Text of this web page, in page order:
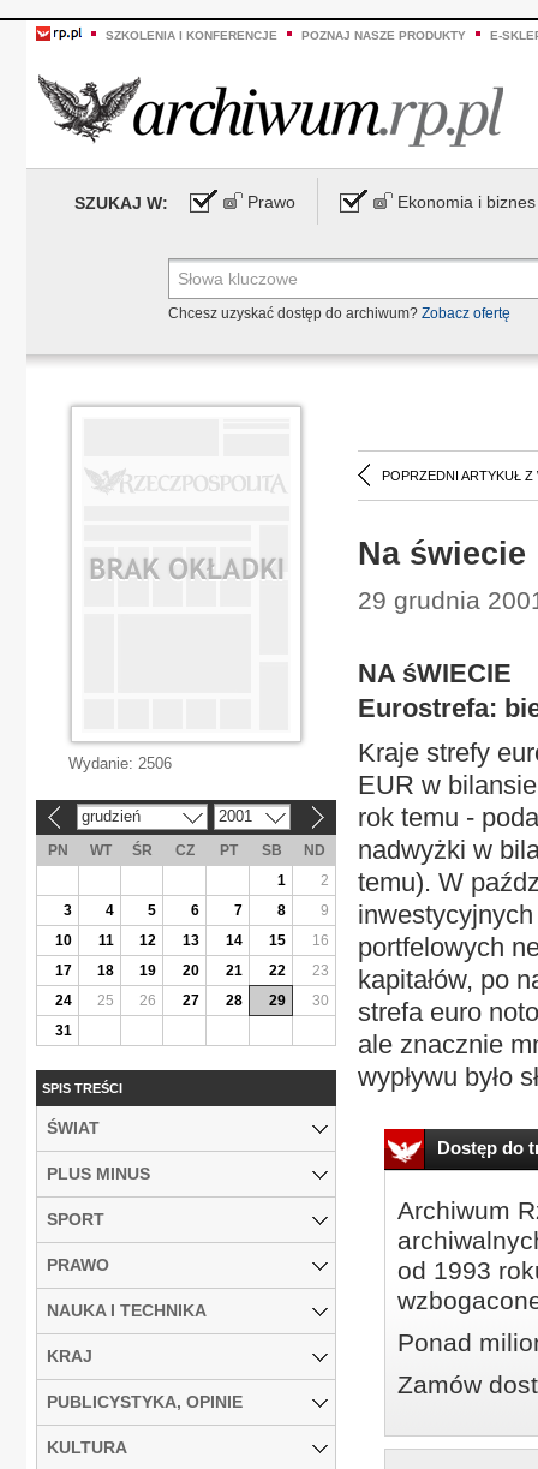
SZKOLENIA I KONFERENCJE POZNAJ NASZE PRODUKTY E-
SZUKAJ W: Prawo Ekonomia i biznes
Chcesz uzyskać dostęp do archiwum? Zobacz ofertę
POPRZEDNI ARTYKUŁ Z
Na świecie
29 grudnia
NA śWIECIE
Eurostrefa:
Kraje strefy
EUR w
rok temu -
nadwyżki w
temu). W
portfelowych
kapitałów, po
strefa euro
ale znacznie
wypływu było
Dostęp do
Archiwum
od 1993
Ponad
Zamów
Wydanie: 2506
grudzień 2001
PN WT ŚR CZ PT SB
ND
1
2
3
4 5 6 7 8
9
10
11 12 13 14 15
16
17
18 19 20 21 22
23
24
25 26 27 28 29
30
31
SPIS TREŚCI
ŚWIAT
PLUS MINUS
SPORT
PRAWO
NAUKA I TECHNIKA
KRAJ
PUBLICYSTYKA, OPINIE
KULTURA